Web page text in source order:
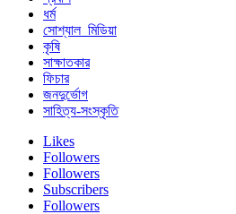
ধর্ম
সোশ্যাল_মিডিয়া
কৃষি
সাক্ষাতকার
ফিচার
জনদুর্ভোগ
সাহিত্য-সংস্কৃতি
Likes
Followers
Followers
Subscribers
Followers